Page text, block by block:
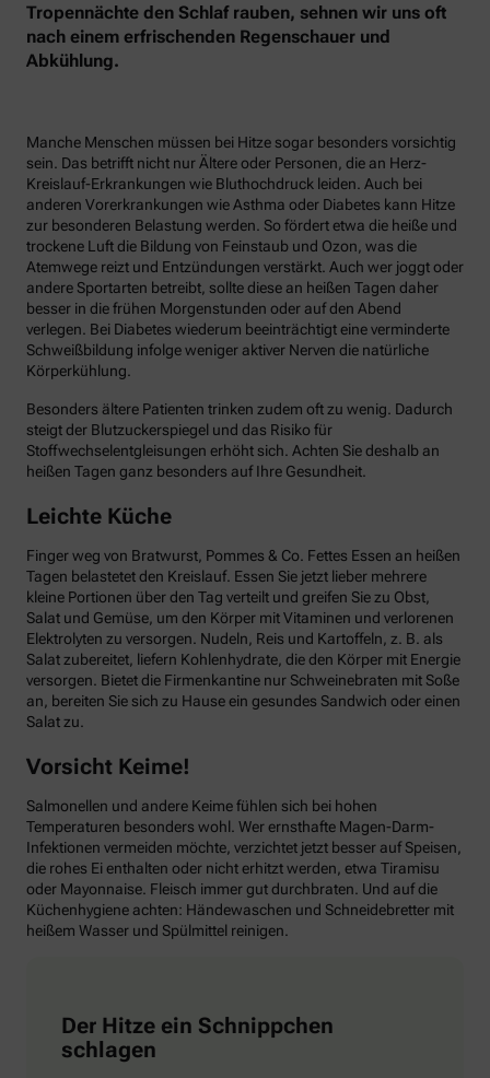
Tropennächte den Schlaf rauben, sehnen wir uns oft
nach einem erfrischenden Regenschauer und
Abkühlung.
Manche Menschen müssen bei Hitze sogar besonders vorsichtig
sein. Das betrifft nicht nur Ältere oder Personen, die an Herz-
Kreislauf-Erkrankungen wie Bluthochdruck leiden. Auch bei
anderen Vorerkrankungen wie Asthma oder Diabetes kann Hitze
zur besonderen Belastung werden. So fördert etwa die heiße und
trockene Luft die Bildung von Feinstaub und Ozon, was die
Atemwege reizt und Entzündungen verstärkt. Auch wer joggt oder
andere Sportarten betreibt, sollte diese an heißen Tagen daher
besser in die frühen Morgenstunden oder auf den Abend
verlegen. Bei Diabetes wiederum beeinträchtigt eine verminderte
Schweißbildung infolge weniger aktiver Nerven die natürliche
Körperkühlung.
Besonders ältere Patienten trinken zudem oft zu wenig. Dadurch
steigt der Blutzuckerspiegel und das Risiko für
Stoffwechselentgleisungen erhöht sich. Achten Sie deshalb an
heißen Tagen ganz besonders auf Ihre Gesundheit.
Leichte Küche
Finger weg von Bratwurst, Pommes & Co. Fettes Essen an heißen
Tagen belastetet den Kreislauf. Essen Sie jetzt lieber mehrere
kleine Portionen über den Tag verteilt und greifen Sie zu Obst,
Salat und Gemüse, um den Körper mit Vitaminen und verlorenen
Elektrolyten zu versorgen. Nudeln, Reis und Kartoffeln, z. B. als
Salat zubereitet, liefern Kohlenhydrate, die den Körper mit Energie
versorgen. Bietet die Firmenkantine nur Schweinebraten mit Soße
an, bereiten Sie sich zu Hause ein gesundes Sandwich oder einen
Salat zu.
Vorsicht Keime!
Salmonellen und andere Keime fühlen sich bei hohen
Temperaturen besonders wohl. Wer ernsthafte Magen-Darm-
Infektionen vermeiden möchte, verzichtet jetzt besser auf Speisen,
die rohes Ei enthalten oder nicht erhitzt werden, etwa Tiramisu
oder Mayonnaise. Fleisch immer gut durchbraten. Und auf die
Küchenhygiene achten: Händewaschen und Schneidebretter mit
heißem Wasser und Spülmittel reinigen.
Der Hitze ein Schnippchen
schlagen